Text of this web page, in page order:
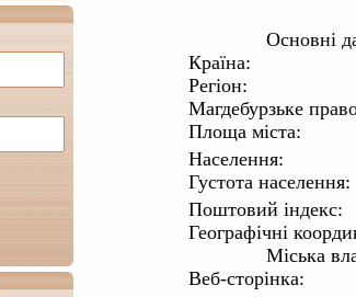
Основні
Країна:
Регіон:
Магдебурзьке
Площа міста:
Населення:
Густота населення:
Поштовий індекс:
Географічні
Міська
Веб-сторінка: